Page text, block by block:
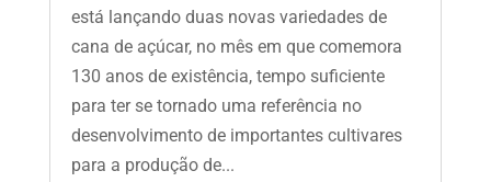
está lançando duas novas variedades de
cana de açúcar, no mês em que comemora
130 anos de existência, tempo suficiente
para ter se tornado uma referência no
desenvolvimento de importantes cultivares
para a produção de...